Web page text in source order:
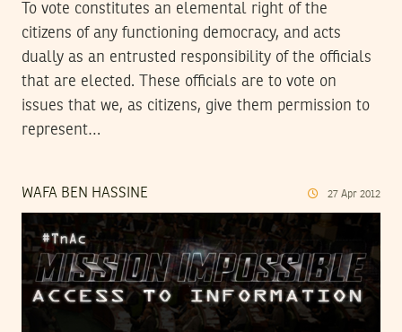
To vote constitutes an elemental right of the
citizens of any functioning democracy, and acts
dually as an entrusted responsibility of the officials
that are elected. These officials are to vote on
issues that we, as citizens, give them permission to
represent…
WAFA BEN HASSINE 27 Apr 2012